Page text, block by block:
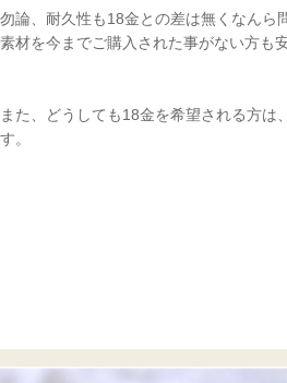
勿論、耐久性も18金との差は無くなんら
素材を今までご購入された事がない方も
また、どうしても18金を希望される方は
す。